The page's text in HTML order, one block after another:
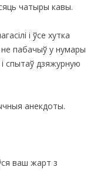
чатыры кавы.
і ўсе хутка
не пабачыў у нумары
спытаў дзяжурную
анекдоты.
ваш жарт з